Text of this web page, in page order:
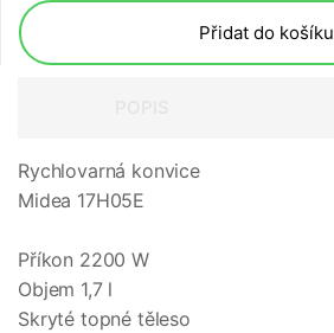
Přidat do košíku
Rychlovarná konvice
Midea 17H05E
Příkon 2200 W
Objem 1,7 l
Skryté topné těleso